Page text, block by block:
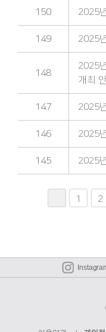
150 2025
149 2025
148
2025
개최
147 2025
146 2025
145 2025
1 2